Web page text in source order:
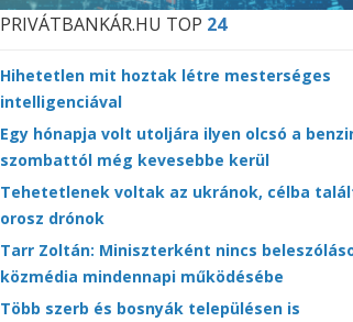
PRIVÁTBANKÁR.HU TOP 24
Hihetetlen mit hoztak létre mesterséges
intelligenciával
Egy hónapja volt utoljára ilyen olcsó a
szombattól még kevesebbe kerül
Tehetetlenek voltak az ukránok, célba
orosz drónok
Tarr Zoltán: Miniszterként nincs
közmédia mindennapi működésébe
Több szerb és bosnyák településen is